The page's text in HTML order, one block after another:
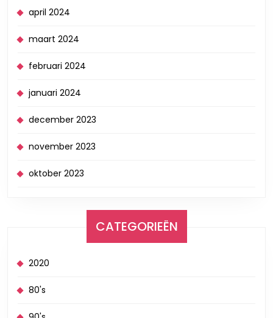
april 2024
maart 2024
februari 2024
januari 2024
december 2023
november 2023
oktober 2023
CATEGORIEËN
2020
80's